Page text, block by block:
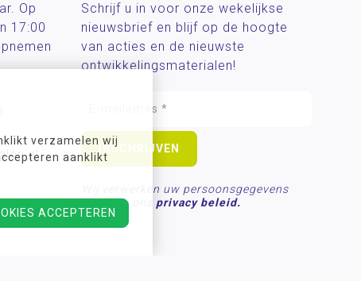
verzamelen wij
aanklikt
ACCEPTEREN
Op
17:00
Schrijf u in voor onze wekelijkse
nieuwsbrief en blijf op de hoogte
van acties en de nieuwste
ontwikkelingsmaterialen!
Wij verwerken uw persoonsgegevens
conform ons privacy beleid.